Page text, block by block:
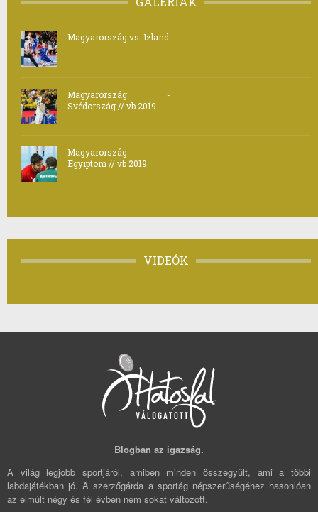
Magyarország vs. Izland
Magyarország -
Svédország // vb 2019
Magyarország -
Egyiptom // vb 2019
VIDEÓK
Blogban az igazság.
A világ legjobb sportjáról, amiben minden összegyűlt, ami a többi
labdajátékban jó. A szerzőgárda a sportág népszerűségéhez hasonlóan
az elmúlt négy és fél évben nem sokat változott.